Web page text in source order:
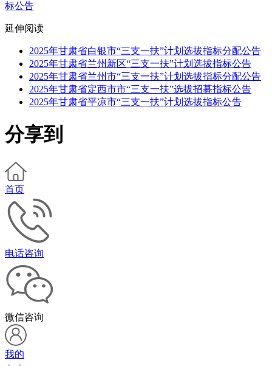
标公告
延伸阅读
2025年甘肃省白银市“三支一扶”计划选拔指标分配公告
2025年甘肃省兰州新区“三支一扶”计划选拔指标公告
2025年甘肃省兰州市“三支一扶”计划选拔指标分配公告
2025年甘肃省定西市市“三支一扶”选拔招募指标公告
2025年甘肃省平凉市“三支一扶”计划选拔指标公告
分享到
首页
电话咨询
微信咨询
我的